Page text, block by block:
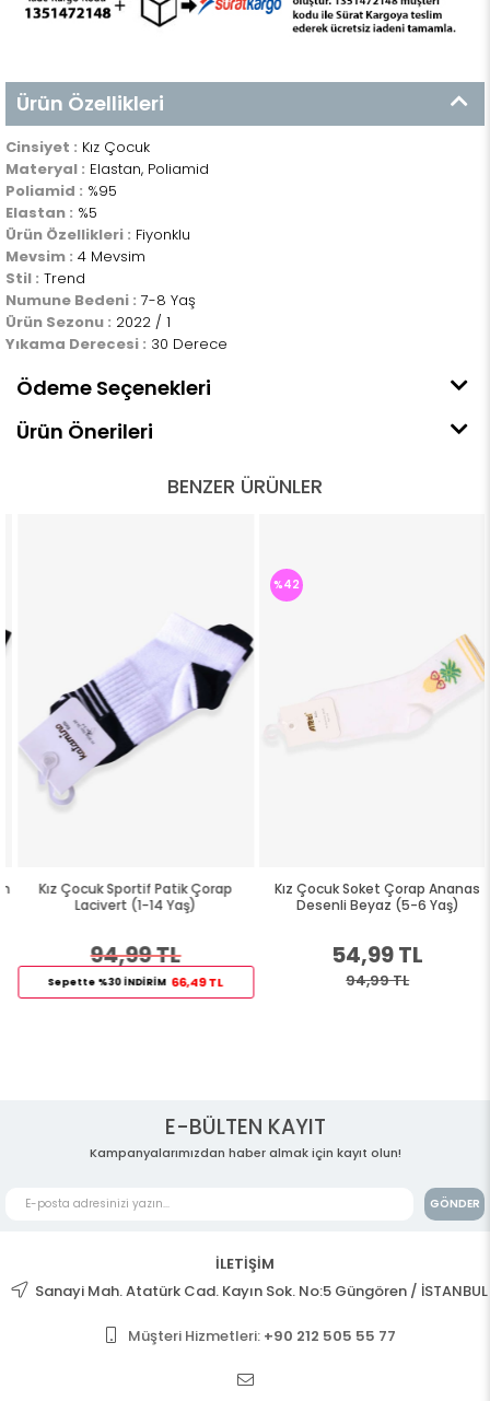
Ürün Özellikleri
Cinsiyet : Kız Çocuk
Materyal : Elastan, Poliamid
Poliamid : %95
Elastan : %5
Ürün Özellikleri : Fiyonklu
Mevsim : 4 Mevsim
Stil : Trend
Numune Bedeni : 7-8 Yaş
Ürün Sezonu : 2022 / 1
Yıkama Derecesi : 30 Derece
Ödeme Seçenekleri
Ürün Önerileri
BENZER ÜRÜNLER
Kız Çocuk Sportif Patik Çorap
Lacivert (1-14 Yaş)
94,99 TL
Sepette %30 İNDİRİM 66,49 TL
Kız Çocuk Soket Çorap Ananas
Desenli Beyaz (5-6 Yaş)
54,99 TL
94,99 TL
%42
E-BÜLTEN KAYIT
Kampanyalarımızdan haber almak için kayıt olun!
GÖNDER
İLETİŞİM
Sanayi Mah. Atatürk Cad. Kayın Sok. No:5 Güngören / İSTANBUL
Müşteri Hizmetleri: +90 212 505 55 77